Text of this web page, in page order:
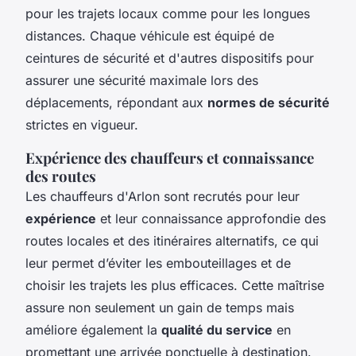
pour les trajets locaux comme pour les longues
distances. Chaque véhicule est équipé de
ceintures de sécurité et d'autres dispositifs pour
assurer une sécurité maximale lors des
déplacements, répondant aux normes de sécurité
strictes en vigueur.
Expérience des chauffeurs et connaissance
des routes
Les chauffeurs d'Arlon sont recrutés pour leur
expérience et leur connaissance approfondie des
routes locales et des itinéraires alternatifs, ce qui
leur permet d’éviter les embouteillages et de
choisir les trajets les plus efficaces. Cette maîtrise
assure non seulement un gain de temps mais
améliore également la qualité du service en
promettant une arrivée ponctuelle à destination.